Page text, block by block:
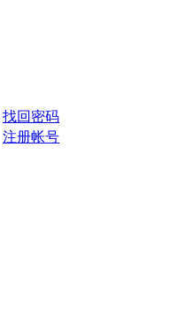
找回密码
注册帐号